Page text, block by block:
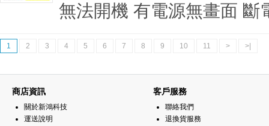
無法開機 有電源無畫面
1 2 3 4 5 6 7 8 9 10 11 > >|
商店資訊
關於新鴻科技
運送說明
客戶服務
聯絡我們
退換貨服務